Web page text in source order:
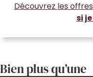
Découvrez les
si
Bien plus qu’une